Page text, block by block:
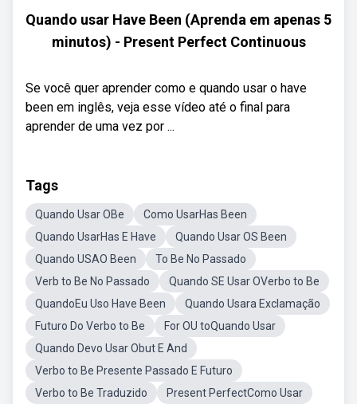
Quando usar Have Been (Aprenda em apenas 5
minutos) - Present Perfect Continuous
Se você quer aprender como e quando usar o have
been em inglês, veja esse vídeo até o final para
aprender de uma vez por ...
Tags
Quando Usar OBe
Como UsarHas Been
Quando UsarHas E Have
Quando Usar OS Been
Quando USAO Been
To Be No Passado
Verb to Be No Passado
Quando SE Usar OVerbo to Be
QuandoEu Uso Have Been
Quando Usara Exclamação
Futuro Do Verbo to Be
For OU toQuando Usar
Quando Devo Usar Obut E And
Verbo to Be Presente Passado E Futuro
Verbo to Be Traduzido
Present PerfectComo Usar